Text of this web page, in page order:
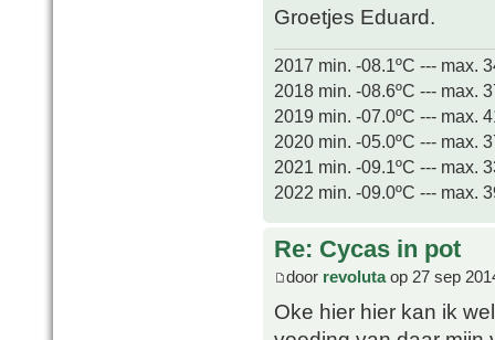
Groetjes Eduard.
2017 min. -08.1ºC --- max.
2018 min. -08.6ºC --- max.
2019 min. -07.0ºC --- max.
2020 min. -05.0ºC --- max.
2021 min. -09.1ºC --- max.
2022 min. -09.0ºC --- max.
Re: Cycas in pot
door revolutaop 27 sep
Oke hier hier kan ik